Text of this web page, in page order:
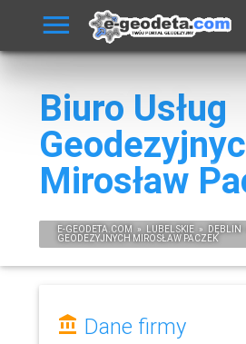
Biuro Usług
Mirosław
E-GEODETA.COM » LUBELSKIE » DĘBLIN
GEODEZYJNYCH MIROSŁAW PACZEK
Dane firmy